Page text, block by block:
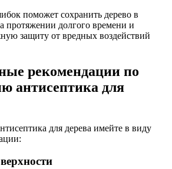
поможет сохранить дерево в
протяжении долгого времени и
защиту от вредных воздействий
рекомендации по
антисептика для
для дерева имейте в виду